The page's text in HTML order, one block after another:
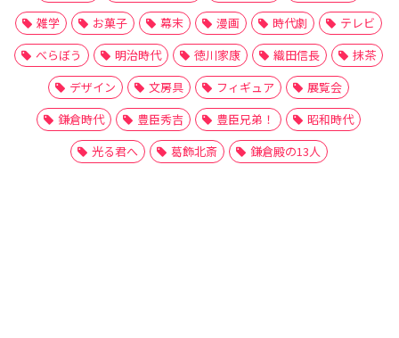
雑学
お菓子 幕末 漫画 時代劇
テレビ
べらぼう
明治時代 徳川家康 織田信長
抹茶
デザイン
文房具 フィギュア
展覧会
鎌倉時代
豊臣秀吉 豊臣兄弟！
昭和時代
光る君へ
葛飾北斎 鎌倉殿の13人